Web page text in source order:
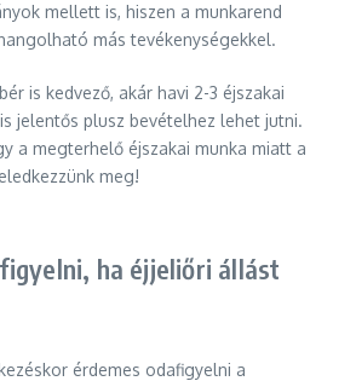
mellett is, hiszen a munkarend
más tevékenységekkel.
is kedvező, akár havi 2-3 éjszakai
jelentős plusz bevételhez lehet jutni.
a megterhelő éjszakai munka miatt a
meg!
ha éjjeliőri állást
érdemes odafigyelni a